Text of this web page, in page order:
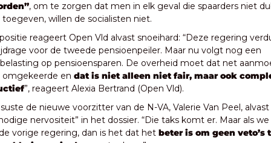
, om te zorgen dat men in elk geval die spaarders niet
toegeven, willen de socialisten niet.
reageert Open Vld alvast snoeihard: “Deze regering
voor de tweede pensioenpeiler. Maar nu volgt nog een
op pensioensparen. De overheid moet dat net
en dat is niet alleen niet fair, maar ook
”, reageert Alexia Bertrand (Open Vld).
de nieuwe voorzitter van de N-VA, Valerie Van Peel,
nervositeit” in het dossier. “Die taks komt er. Maar als
vorige regering, dan is het dat het beter is om geen veto’s